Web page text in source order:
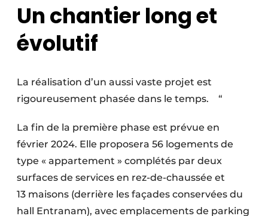
Un chantier long et
évolutif
La réalisation d’un aussi vaste projet est
rigoureusement phasée dans le temps. “
La fin de la première phase est prévue en
février 2024. Elle proposera 56 logements de
type « appartement » complétés par deux
surfaces de services en rez-de-chaussée et
13 maisons (derrière les façades conservées du
hall Entranam), avec emplacements de parking